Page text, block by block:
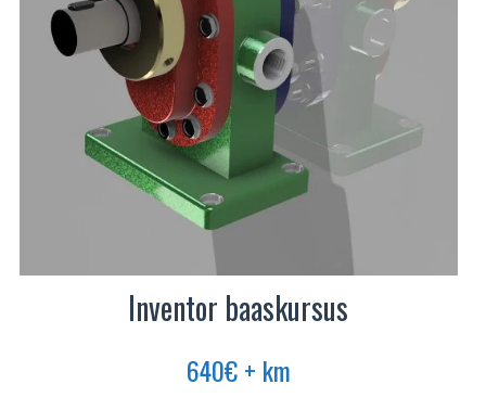
Inventor baaskursus
640€+ km